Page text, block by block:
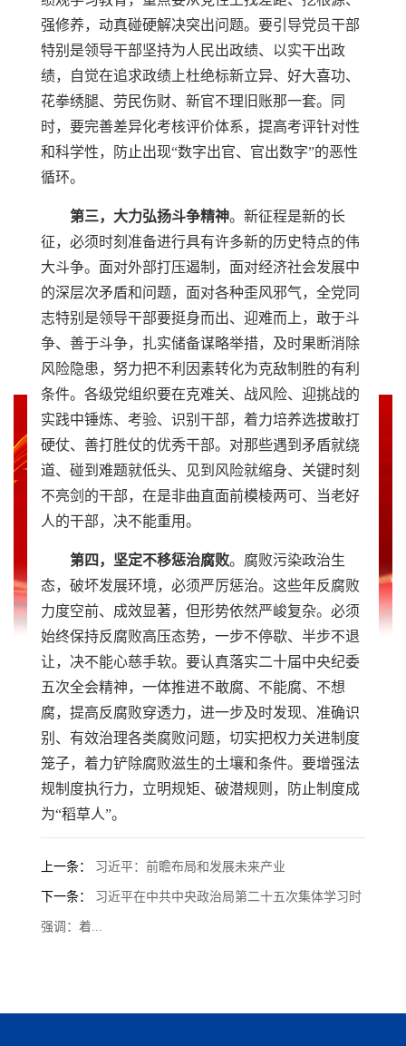
强修养，动真碰硬解决突出问题。要引导党员干部
特别是领导干部坚持为人民出政绩、以实干出政
绩，自觉在追求政绩上杜绝标新立异、好大喜功、
花拳绣腿、劳民伤财、新官不理旧账那一套。同
时，要完善差异化考核评价体系，提高考评针对性
和科学性，防止出现“数字出官、官出数字”的恶性
循环。
第三，大力弘扬斗争精神。新征程是新的长
征，必须时刻准备进行具有许多新的历史特点的伟
大斗争。面对外部打压遏制，面对经济社会发展中
的深层次矛盾和问题，面对各种歪风邪气，全党同
志特别是领导干部要挺身而出、迎难而上，敢于斗
争、善于斗争，扎实储备谋略举措，及时果断消除
风险隐患，努力把不利因素转化为克敌制胜的有利
条件。各级党组织要在克难关、战风险、迎挑战的
实践中锤炼、考验、识别干部，着力培养选拔敢打
硬仗、善打胜仗的优秀干部。对那些遇到矛盾就绕
道、碰到难题就低头、见到风险就缩身、关键时刻
不亮剑的干部，在是非曲直面前模棱两可、当老好
人的干部，决不能重用。
第四，坚定不移惩治腐败。腐败污染政治生
态，破坏发展环境，必须严厉惩治。这些年反腐败
力度空前、成效显著，但形势依然严峻复杂。必须
始终保持反腐败高压态势，一步不停歇、半步不退
让，决不能心慈手软。要认真落实二十届中央纪委
五次全会精神，一体推进不敢腐、不能腐、不想
腐，提高反腐败穿透力，进一步及时发现、准确识
别、有效治理各类腐败问题，切实把权力关进制度
笼子，着力铲除腐败滋生的土壤和条件。要增强法
规制度执行力，立明规矩、破潜规则，防止制度成
为“稻草人”。
上一条： 习近平：前瞻布局和发展未来产业
下一条： 习近平在中共中央政治局第二十五次集体学习时
强调：着...